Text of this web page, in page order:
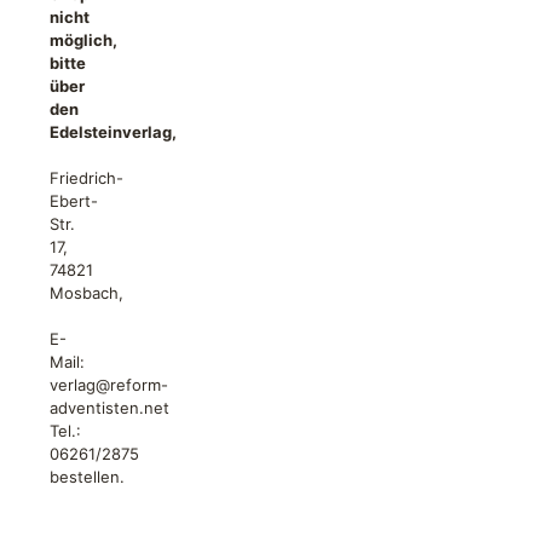
nicht
möglich,
bitte
über
den
Edelsteinverlag,
Friedrich-
Ebert-
Str.
17,
74821
Mosbach,
E-
Mail:
verlag@reform-
adventisten.net
Tel.:
06261/2875
bestellen.